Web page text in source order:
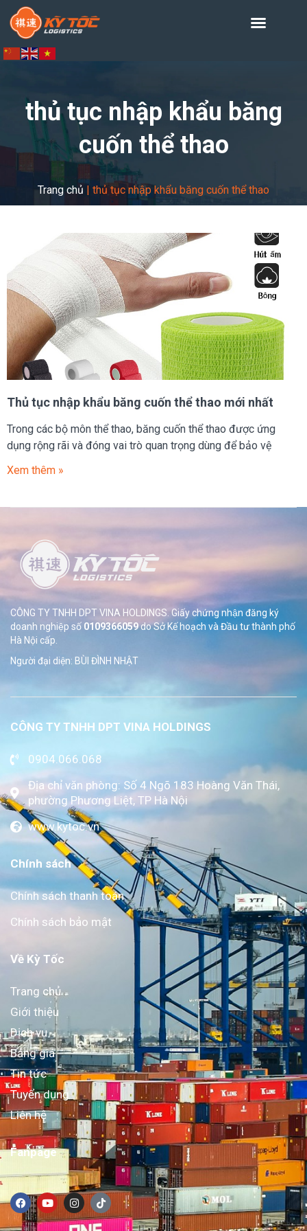
thủ tục nhập khẩu băng
cuốn thể thao
Trang chủ | thủ tục nhập khẩu băng cuốn thể thao
Thủ tục nhập khẩu băng cuốn thể thao mới nhất
Trong các bộ môn thể thao, băng cuốn thể thao được ứng
dụng rộng rãi và đóng vai trò quan trọng dùng để bảo vệ
Xem thêm »
CÔNG TY TNHH DPT VINA HOLDINGS. Giấy chứng nhận đăng ký
doanh nghiệp số 0109366059do SởKế hoạch và Đầu tư thành phố
Hà Nội cấp.
Người đại diện: BÙI ĐÌNH NHẬT
CÔNG TY TNHH DPT VINA HOLDINGS
0904.066.068
Địa chỉ văn phòng: Số 4 Ngõ 183 Hoàng Văn Thái,
phường Phương Liệt, TP Hà Nội
www.kytoc.vn
Chính sách
Chính sách thanh toán
Chính sách bảo mật
Về Kỳ Tốc
Trang chủ
Giới thiệu
Dịch vụ
Bảng giá
Tin tức
Tuyển dụng
Liên hệ
Fanpage